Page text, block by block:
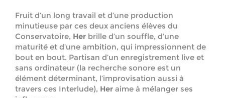
Fruit d’un long travail et d’une production
minutieuse par ces deux anciens élèves du
Conservatoire, Her brille d’un souffle, d’une
maturité et d’une ambition, qui impressionnent de
bout en bout. Partisan d’un enregistrement live et
sans ordinateur (la recherche sonore est un
élément déterminant, l’improvisation aussi à
travers ces Interlude), Her aime à mélanger ses